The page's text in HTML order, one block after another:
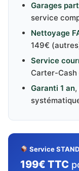
Garages
service
Nettoyage
149€
Service
Carter-
Garanti 1 an
Service
199€ TTC